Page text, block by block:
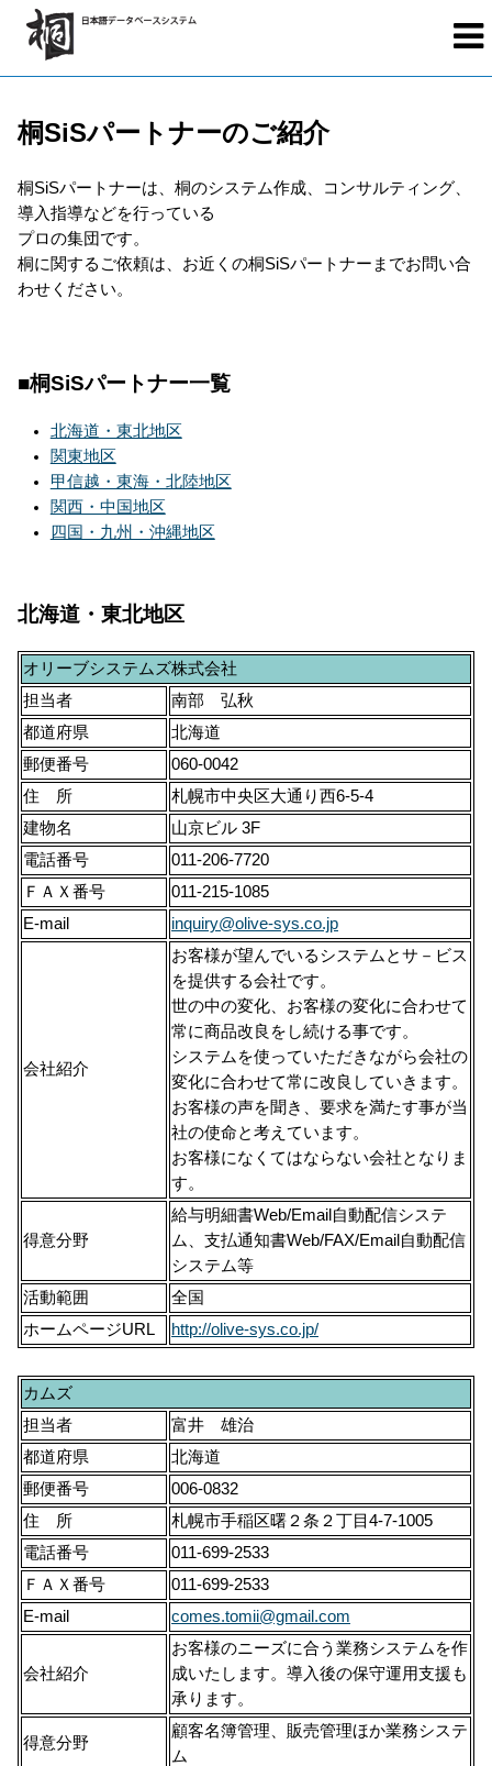
桐SiSパートナーのご紹介
桐SiSパートナーは、桐のシステム作成、コンサルティング、
導入指導などを行っている
プロの集団です。
桐に関するご依頼は、お近くの桐SiSパートナーまでお問い合
わせください。
■桐SiSパートナー一覧
北海道・東北地区
関東地区
甲信越・東海・北陸地区
関西・中国地区
四国・九州・沖縄地区
北海道・東北地区
オリーブシステムズ株式会社
担当者
南部 弘秋
都道府県
北海道
郵便番号
060-0042
住 所
札幌市中央区大通り西6-5-4
建物名
山京ビル 3F
電話番号
011-206-7720
ＦＡＸ番号
011-215-1085
E-mail
inquiry@olive-sys.co.jp
会社紹介
お客様が望んでいるシステムとサ－ビス
を提供する会社です。
世の中の変化、お客様の変化に合わせて
常に商品改良をし続ける事です。
システムを使っていただきながら会社の
変化に合わせて常に改良していきます。
お客様の声を聞き、要求を満たす事が当
社の使命と考えています。
お客様になくてはならない会社となりま
す。
得意分野
給与明細書Web/Email自動配信システ
ム、支払通知書Web/FAX/Email自動配信
システム等
活動範囲
全国
ホームページURL
http://olive-sys.co.jp/
カムズ
担当者
富井 雄治
都道府県
北海道
郵便番号
006-0832
住 所
札幌市手稲区曙２条２丁目4-7-1005
電話番号
011-699-2533
ＦＡＸ番号
011-699-2533
E-mail
comes.tomii@gmail.com
会社紹介
お客様のニーズに合う業務システムを作
成いたします。導入後の保守運用支援も
承ります。
得意分野
顧客名簿管理、販売管理ほか業務システ
ム